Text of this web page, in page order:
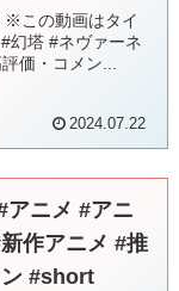
※この動画はタイ
塔 #ネヴァーネ
価・コメン...
2024.07.22
アニメ #アニ
作アニメ #推
ン #short